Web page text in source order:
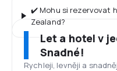
✔️ Mohu si rezervovat
Zealand?
Let a hotel v
Snadné!
Rychleji, levněji a